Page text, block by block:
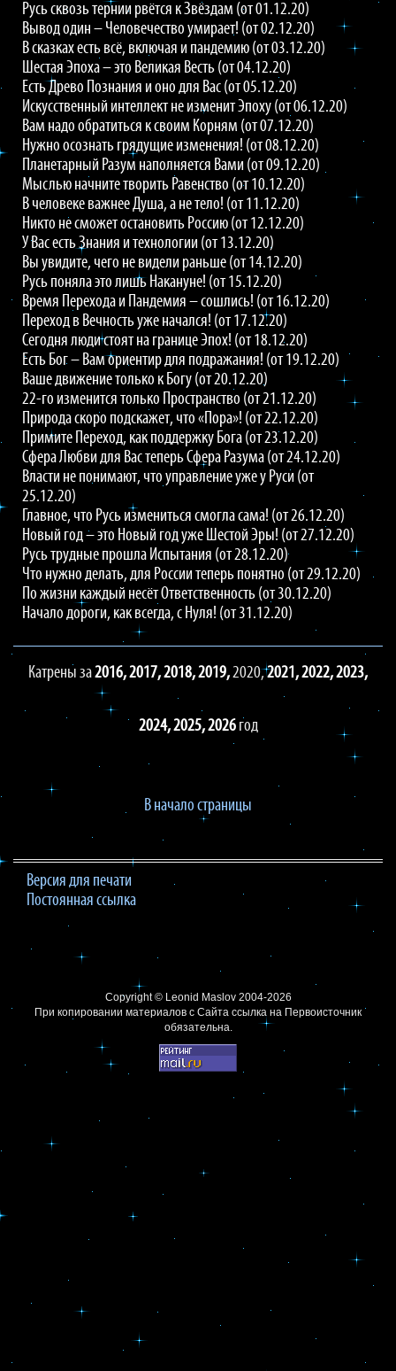
Русь сквозь тернии рвётся к Звёздам (от 01.12.20)
Вывод один – Человечество умирает! (от 02.12.20)
В сказках есть всё, включая и пандемию (от 03.12.20)
Шестая Эпоха – это Великая Весть (от 04.12.20)
Есть Древо Познания и оно для Вас (от 05.12.20)
Искусственный интеллект не изменит Эпоху (от 06.12.20)
Вам надо обратиться к своим Корням (от 07.12.20)
Нужно осознать грядущие изменения! (от 08.12.20)
Планетарный Разум наполняется Вами (от 09.12.20)
Мыслью начните творить Равенство (от 10.12.20)
В человеке важнее Душа, а не тело! (от 11.12.20)
Никто не сможет остановить Россию (от 12.12.20)
У Вас есть Знания и технологии (от 13.12.20)
Вы увидите, чего не видели раньше (от 14.12.20)
Русь поняла это лишь Накануне! (от 15.12.20)
Время Перехода и Пандемия – сошлись! (от 16.12.20)
Переход в Вечность уже начался! (от 17.12.20)
Сегодня люди стоят на границе Эпох! (от 18.12.20)
Есть Бог – Вам ориентир для подражания! (от 19.12.20)
Ваше движение только к Богу (от 20.12.20)
22-го изменится только Пространство (от 21.12.20)
Природа скоро подскажет, что «Пора»! (от 22.12.20)
Примите Переход, как поддержку Бога (от 23.12.20)
Сфера Любви для Вас теперь Сфера Разума (от 24.12.20)
Власти не понимают, что управление уже у Руси (от
25.12.20)
Главное, что Русь измениться смогла сама! (от 26.12.20)
Новый год – это Новый год уже Шестой Эры! (от 27.12.20)
Русь трудные прошла Испытания (от 28.12.20)
Что нужно делать, для России теперь понятно (от 29.12.20)
По жизни каждый несёт Ответственность (от 30.12.20)
Начало дороги, как всегда, с Нуля! (от 31.12.20)
Катрены за2016,2017,2018,2019,2020,2021,2022,2023,
2024,2025,2026год
В начало страницы
Версия для печати
Постоянная ссылка
Copyright © Leonid Maslov2004-2026
При копировании материалов с Сайта ссылка на Первоисточник
обязательна.